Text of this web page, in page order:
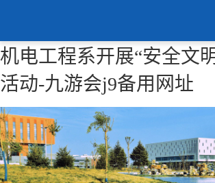
机电工程系开展“安全文
活动-九游会j9备用网址